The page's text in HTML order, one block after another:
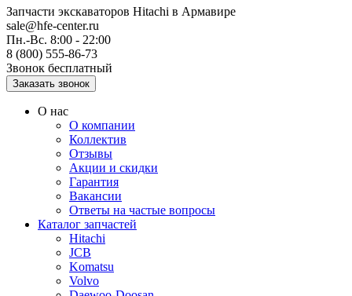
Запчасти экскаваторов Hitachi в Армавире
sale@hfe-center.ru
Пн.-Вс. 8:00 - 22:00
8 (800) 555-86-73
Звонок бесплатный
О нас
О компании
Коллектив
Отзывы
Акции и скидки
Гарантия
Вакансии
Ответы на частые вопросы
Каталог запчастей
Hitachi
JCB
Komatsu
Volvo